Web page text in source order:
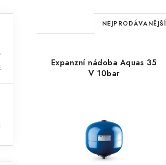
Ř
a
z
e
í
p
r
NEJPRODÁVANĚJŠÍ
Expanzní nádoba Aquas 35
V 10bar